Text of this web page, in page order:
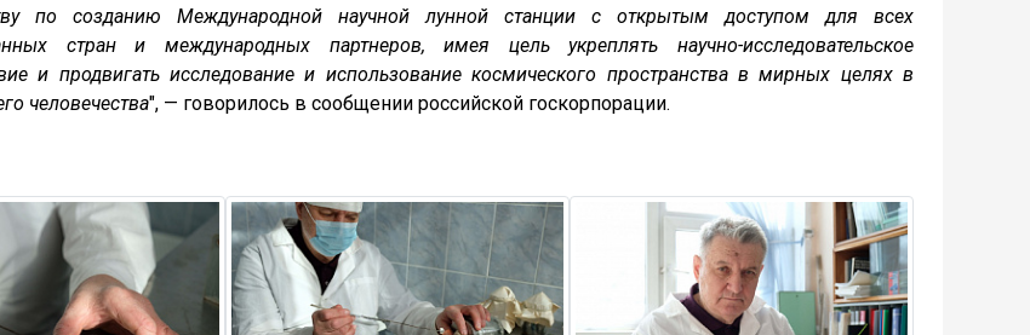
по созданию Международной научной лунной станции с открытым доступом для всех
стран и международных партнеров, имея цель укреплять научно-исследовательское
и продвигать исследование и использование космического пространства в мирных целях в
человечества", — говорилось в сообщении российской госкорпорации.